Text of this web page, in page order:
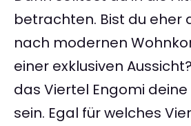
betrachten. Bist du eher
nach modernen
einer exklusiven
das Viertel Engomi
sein. Egal für welches